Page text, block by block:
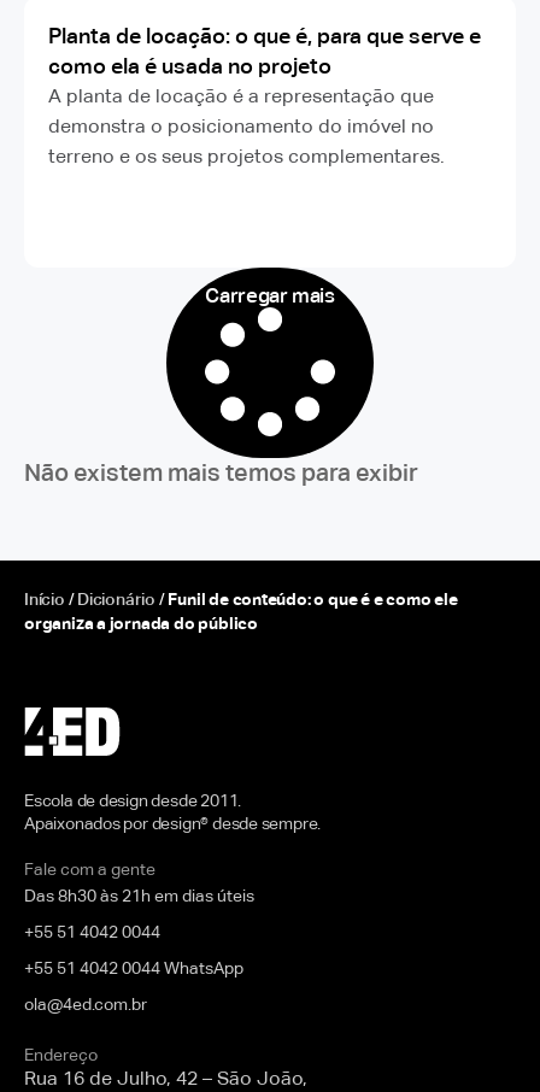
Planta de locação: o que é, para que serve e
como ela é usada no projeto
A planta de locação é a representação que
demonstra o posicionamento do imóvel no
terreno e os seus projetos complementares.
Carregar mais
Não existem mais temos para exibir
Início /Dicionário /Funil de conteúdo: o que é e como ele
organiza a jornada do público
Escola de design desde 2011.
Apaixonados por design® desde sempre.
Fale com a gente
Das 8h30 às 21h em dias úteis
+55 51 4042 0044
+55 51 4042 0044 WhatsApp
ola@4ed.com.br
Endereço
Rua 16 de Julho, 42 – São João,